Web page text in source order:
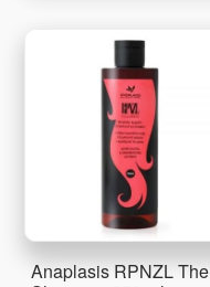
Anaplasis RPNZL The